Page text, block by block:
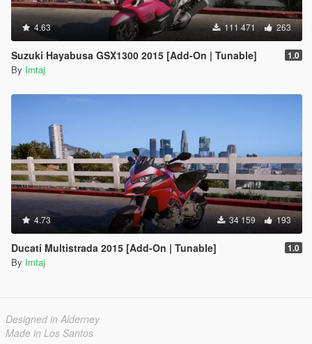
4.63 111 471 263
Suzuki Hayabusa GSX1300 2015 [Add-On | Tunable] 1.0
By Imtaj
4.73 34 159 193
Ducati Multistrada 2015 [Add-On | Tunable] 1.0
By Imtaj
Designed in Alderney
Made in Los Santos